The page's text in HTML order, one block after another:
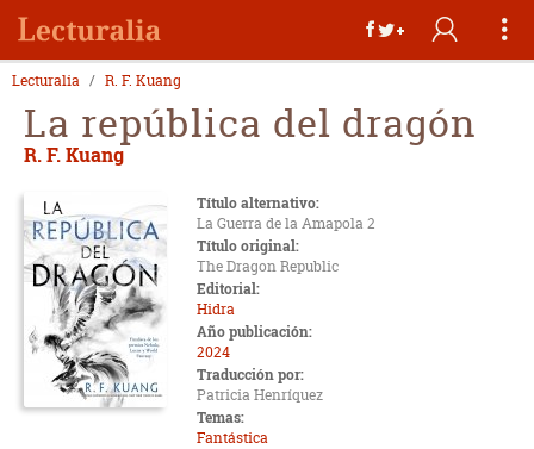
Lecturalia R. F. Kuang
La república del dragón
R. F. Kuang
Título alternativo:
La Guerra de la Amapola 2
Título original:
The Dragon Republic
Editorial:
Hidra
Año publicación:
2024
Traducción por:
Patricia Henríquez
Temas:
Fantástica